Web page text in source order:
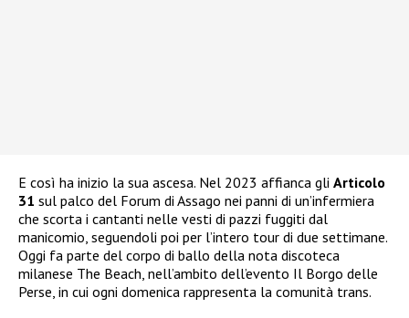
E così ha inizio la sua ascesa. Nel 2023 affianca gli Articolo
31 sul palco del Forum di Assago nei panni di un’infermiera
che scorta i cantanti nelle vesti di pazzi fuggiti dal
manicomio, seguendoli poi per l’intero tour di due settimane.
Oggi fa parte del corpo di ballo della nota discoteca
milanese The Beach, nell’ambito dell’evento Il Borgo delle
Perse, in cui ogni domenica rappresenta la comunità trans.